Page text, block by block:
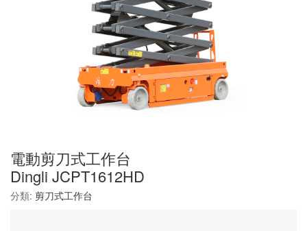
電動剪刀式工作台
Dingli JCPT1612HD
分類: 剪刀式工作台